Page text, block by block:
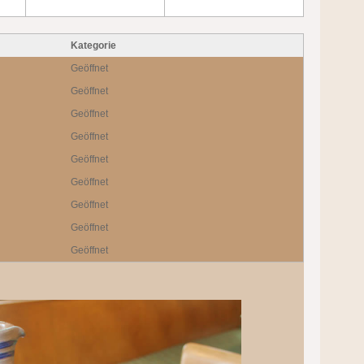
Kategorie
Geöffnet
Geöffnet
Geöffnet
Geöffnet
Geöffnet
Geöffnet
Geöffnet
Geöffnet
Geöffnet